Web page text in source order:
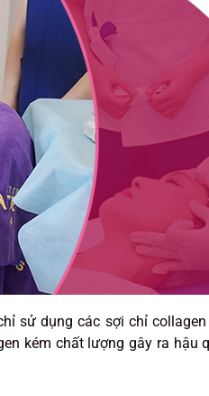
sử dụng các sợi chỉ
kém chất lượng gây ra hậu